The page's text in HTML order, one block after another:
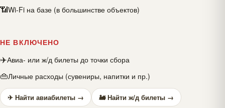
📶Wi-Fi на базе (в большинстве объектов)
НЕ ВКЛЮЧЕНО
✈️Авиа- или ж/д билеты до точки сбора
👜Личные расходы (сувениры, напитки и пр.)
✈ Найти авиабилеты → 🚂 Найти ж/д билеты →